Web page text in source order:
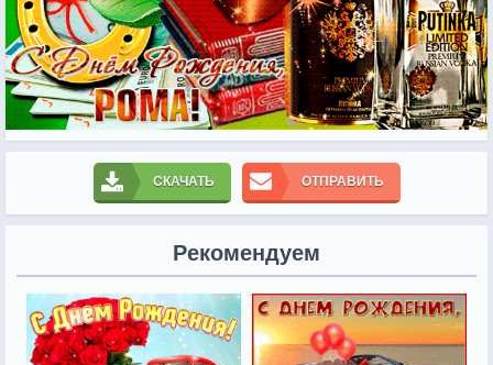
СКАЧАТЬ ОТПРАВИТЬ
Рекомендуем